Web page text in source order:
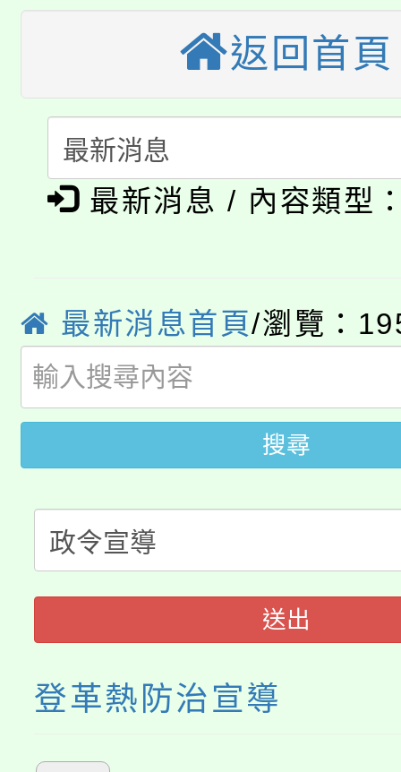
視費優惠，中低收入戶
半價優惠，詳情可洽有
者。
大園自造教育及科技中
份教師增能研習
大溪自造教育及科技
份教師研習
淨零綠生活教案入校路
會
115年食農教育專業人
程
「本色祭」8/29、30在
局官網。
8月14至27日，桃園電
開!
115年桃園市運動會8/
田徑場及游泳池舉行。
桃園市低收入戶享有免
視費優惠，中低收入戶
半價優惠，詳情可洽有
者。
大園自造教育及科技中
份教師增能研習
大溪自造教育及科技中
份教師研習
淨零綠生活教案入校路
會
115年食農教育專業人
程
返回首頁
最新消息 / 內容類型
最新消息首頁/瀏覽：
搜尋
送出
登革熱防治宣導